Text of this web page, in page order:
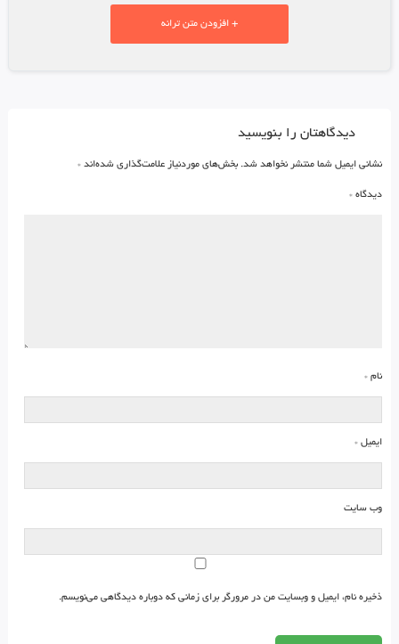
+ افزودن متن ترانه
دیدگاهتان را بنویسید
نشانی ایمیل شما منتشر نخواهد شد. بخش‌های موردنیاز علامت‌گذاری شده‌اند *
دیدگاه *
نام *
ایمیل *
وب‌ سایت
ذخیره نام، ایمیل و وبسایت من در مرورگر برای زمانی که دوباره دیدگاهی می‌نویسم.